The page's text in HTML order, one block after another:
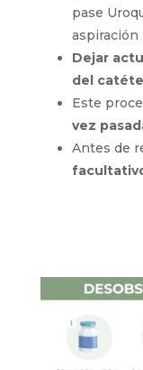
pase
aspiración
Dejar
del
Este
vez
Antes de